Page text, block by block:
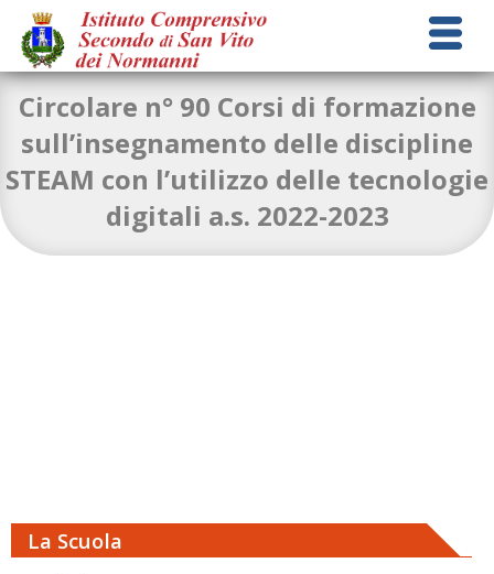
La Scuola
Circolare n° 90 Corsi di formazione
sull’insegnamento delle discipline
STEAM con l’utilizzo delle tecnologie
digitali a.s. 2022-2023
Circolare-n°90-2
Download
Invito_scuole_formazione_STEAM_2022-2023-1-1-1
Download